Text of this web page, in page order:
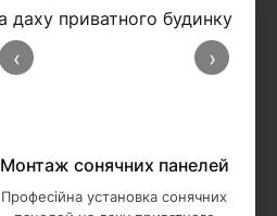
‹ ›
Монтаж сонячних панелей
Професійна установка сонячних